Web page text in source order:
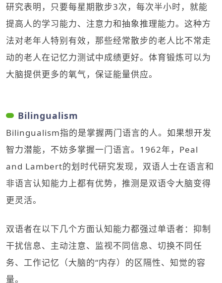
研究表明，只要每星期散步3次，每次半小时，就能
提高人的学习能力、注意力和抽象推理能力。这种方
法对老年人特别有效，那些经常散步的老人比不常走
动的老人在记忆力测试中成绩更好。体育锻炼可以为
大脑提供更多的氧气，保证能量供应。
Bilingualism
Bilingualism指的是掌握两门语言的人。如果想开发
智力潜能，不妨多掌握一门语言。1962年，Peal
and Lambert的划时代研究发现，双语人士在语言和
非语言认知能力上都有优势，推测是双语令大脑变得
更灵活。
双语者在以下几个方面认知能力都强过单语者：抑制
干扰信息、主动注意、监视不同信息、切换不同任
务、工作记忆（大脑的“内存）的区隔性、知觉的容
量。